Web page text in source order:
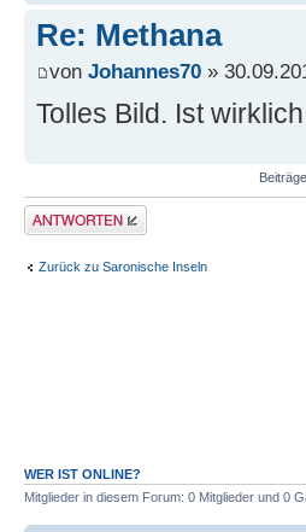
Re: Methana
von Johannes70 »
Tolles Bild. Ist
Antwort erstellen
Zurück zu Saronische Inseln
WER IST ONLINE?
Mitglieder in diesem Forum: 0 Mitglieder und 0